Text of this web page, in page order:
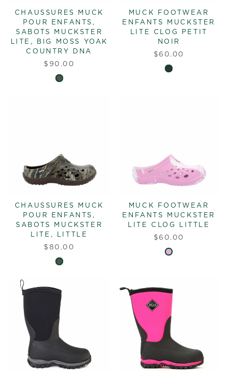
CHAUSSURES MUCK
POUR ENFANTS,
SABOTS MUCKSTER
LITE, BIG MOSS YOAK
COUNTRY DNA
$90.00
MUCK FOOTWEAR
ENFANTS MUCKSTER
LITE CLOG PETIT
NOIR
$60.00
CHAUSSURES MUCK
POUR ENFANTS,
SABOTS MUCKSTER
LITE, LITTLE
$80.00
MUCK FOOTWEAR
ENFANTS MUCKSTER
LITE CLOG LITTLE
$60.00